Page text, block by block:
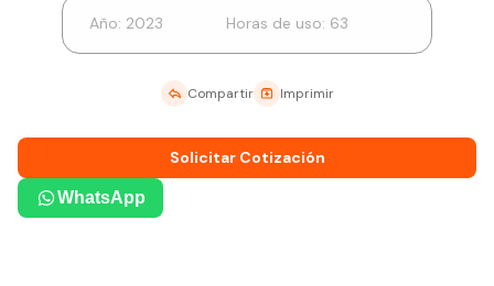
Año: 2023 Horas de uso: 63
Compartir Imprimir
Solicitar Cotización
WhatsApp